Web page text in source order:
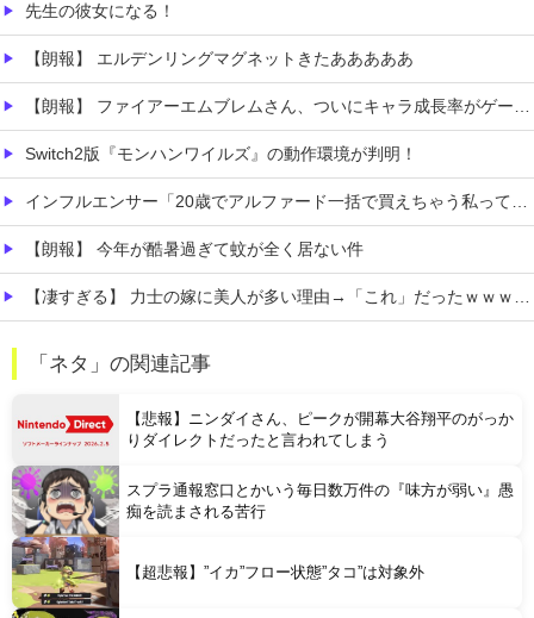
先生の彼女になる！
【朗報】 エルデンリングマグネットきたあああああ
【朗報】 ファイアーエムブレムさん、ついにキャラ成長率がゲーム内で見れるようになる
Switch2版『モンハンワイルズ』の動作環境が判明！
インフルエンサー「20歳でアルファード一括で買えちゃう私って素敵」
【朗報】 今年が酷暑過ぎて蚊が全く居ない件
【凄すぎる】 力士の嫁に美人が多い理由→「これ」だったｗｗｗｗｗｗｗ
Powered by livedoor 相互RSS
「ネタ」の関連記事
【悲報】ニンダイさん、ピークが開幕大谷翔平のがっか
りダイレクトだったと言われてしまう
スプラ通報窓口とかいう毎日数万件の『味方が弱い』愚
痴を読まされる苦行
【超悲報】”イカ”フロー状態”タコ”は対象外